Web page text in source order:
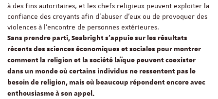
à des fins autoritaires, et les chefs religieux peuvent exploiter la
confiance des croyants afin d’abuser d’eux ou de provoquer des
violences à l’encontre de personnes extérieures.
Sans prendre parti, Seabright s’appuie sur les résultats
récents des sciences économiques et sociales pour montrer
comment la religion et la société laïque peuvent coexister
dans un monde où certains individus ne ressentent pas le
besoin de religion, mais où beaucoup répondent encore avec
enthousiasme à son appel.